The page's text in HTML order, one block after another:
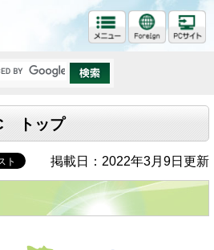
トップ
掲載日：2022年3月9日更新